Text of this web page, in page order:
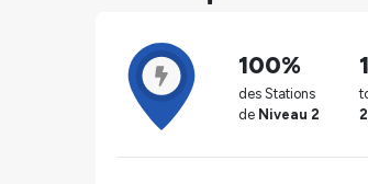
100%
des Stations
de Niveau 2
2